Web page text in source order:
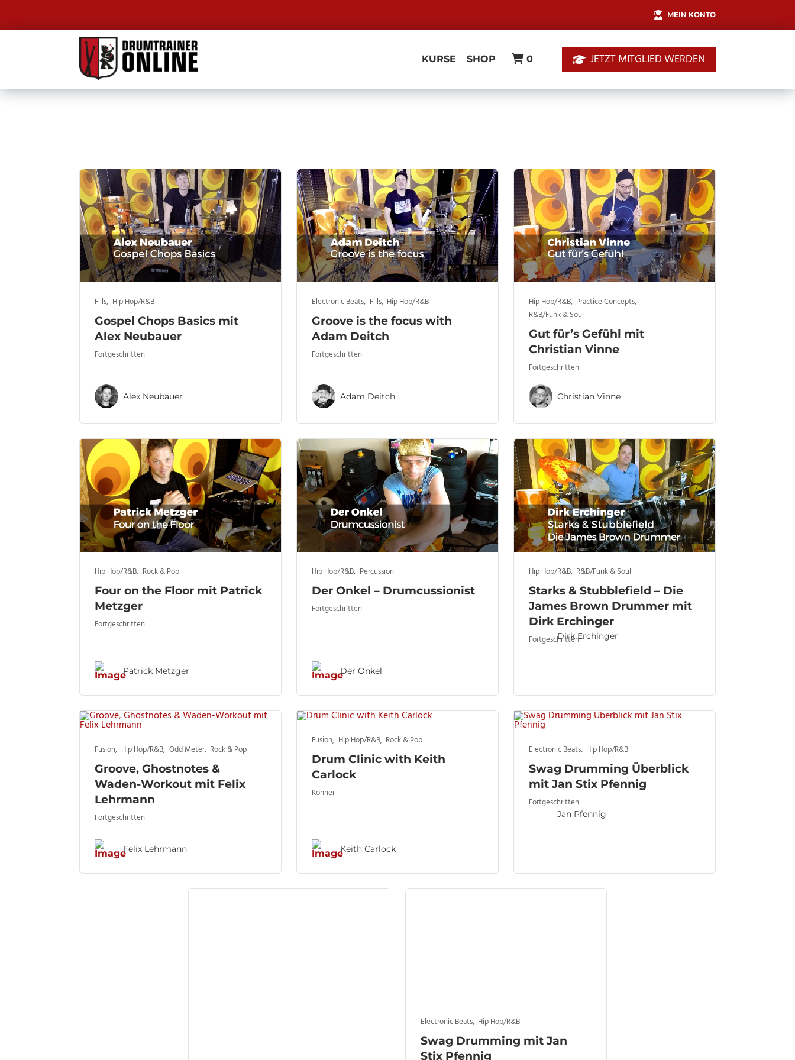
MEIN KONTO
KURSE SHOP 0 JETZT MITGLIED WERDEN
Fills, Hip Hop/R&B
Gospel Chops Basics mit
Alex Neubauer
Fortgeschritten
Alex Neubauer
Electronic Beats, Fills, Hip Hop/R&B
Groove is the focus with
Adam Deitch
Fortgeschritten
Adam Deitch
Hip Hop/R&B, Practice Concepts,
R&B/Funk & Soul
Gut für’s Gefühl mit
Christian Vinne
Fortgeschritten
Christian Vinne
Hip Hop/R&B, Rock & Pop
Four on the Floor mit Patrick
Metzger
Fortgeschritten
Patrick Metzger
Hip Hop/R&B, Percussion
Der Onkel – Drumcussionist
Fortgeschritten
Der Onkel
Hip Hop/R&B, R&B/Funk & Soul
Starks & Stubblefield – Die
James Brown Drummer mit
Dirk Erchinger
FortgeschrittenDirk Erchinger
Fusion, Hip Hop/R&B, Odd Meter, Rock & Pop
Groove, Ghostnotes &
Waden-Workout mit Felix
Lehrmann
Fortgeschritten
Felix Lehrmann
Fusion, Hip Hop/R&B, Rock & Pop
Drum Clinic with Keith
Carlock
Könner
Keith Carlock
Electronic Beats, Hip Hop/R&B
Swag Drumming Überblick
mit Jan Stix Pfennig
Fortgeschritten
Jan Pfennig
Electronic Beats, Hip Hop/R&B
Swag Drumming mit Jan
Stix Pfennig